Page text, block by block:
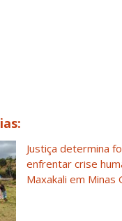
Justiça determina
enfrentar crise
Maxakali em Minas